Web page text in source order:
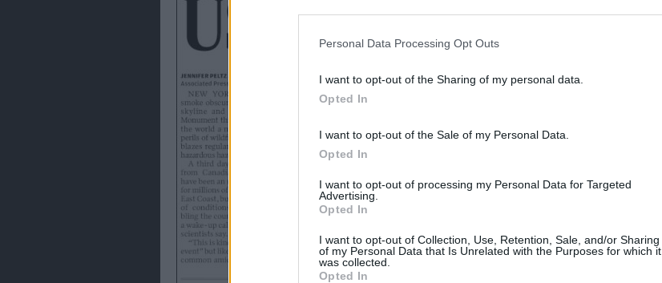
Personal Data Processing Opt Outs
I want to opt-out of the Sharing of my personal data.
Opted In
I want to opt-out of the Sale of my Personal Data.
Opted In
I want to opt-out of processing my Personal Data for Targeted
Advertising.
Opted In
I want to opt-out of Collection, Use, Retention, Sale, and/or Sharing
of my Personal Data that Is Unrelated with the Purposes for which it
was collected.
Opted In